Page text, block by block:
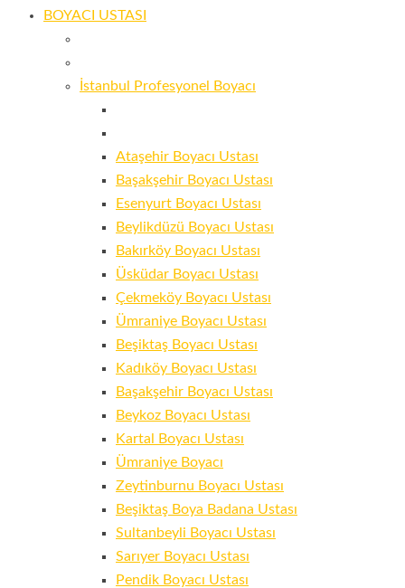
BOYACI USTASI
İstanbul Profesyonel Boyacı
Ataşehir Boyacı Ustası
Başakşehir Boyacı Ustası
Esenyurt Boyacı Ustası
Beylikdüzü Boyacı Ustası
Bakırköy Boyacı Ustası
Üsküdar Boyacı Ustası
Çekmeköy Boyacı Ustası
Ümraniye Boyacı Ustası
Beşiktaş Boyacı Ustası
Kadıköy Boyacı Ustası
Başakşehir Boyacı Ustası
Beykoz Boyacı Ustası
Kartal Boyacı Ustası
Ümraniye Boyacı
Zeytinburnu Boyacı Ustası
Beşiktaş Boya Badana Ustası
Sultanbeyli Boyacı Ustası
Sarıyer Boyacı Ustası
Pendik Boyacı Ustası